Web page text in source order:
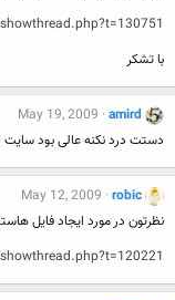
با تشکر
amird
May 19, 2009
دستت درد نکنه عالی بود
robic
May 12, 2009
نظرتون در مورد ایجاد فایل